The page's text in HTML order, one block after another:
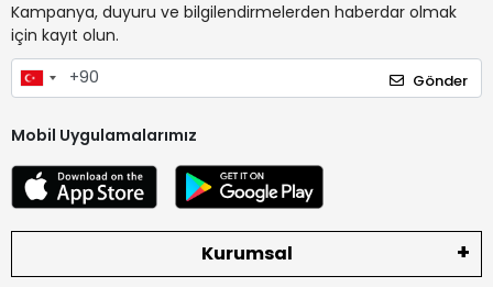
Kampanya, duyuru ve bilgilendirmelerden haberdar olmak
için kayıt olun.
Gönder
Mobil Uygulamalarımız
Kurumsal